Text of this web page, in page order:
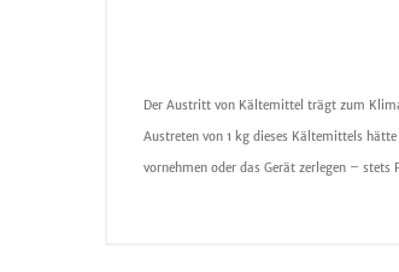
Der Austritt von Kältemittel trägt zum
Austreten von 1 kg dieses Kältemittels
vornehmen oder das Gerät zerlegen – stets